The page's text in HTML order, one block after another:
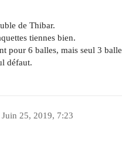
de Thibar.
tiennes bien.
pour 6 balles, mais seul 3
défaut.
Juin 25, 2019, 7:23